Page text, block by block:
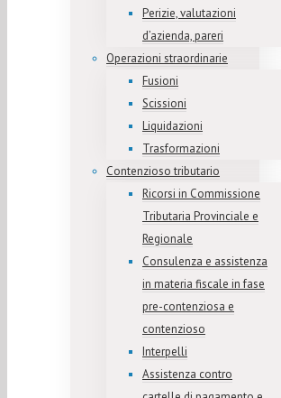
Perizie, valutazioni
d’azienda, pareri
Operazioni straordinarie
Fusioni
Scissioni
Liquidazioni
Trasformazioni
Contenzioso tributario
Ricorsi in Commissione
Tributaria Provinciale e
Regionale
Consulenza e assistenza
in materia fiscale in fase
pre-contenziosa e
contenzioso
Interpelli
Assistenza contro